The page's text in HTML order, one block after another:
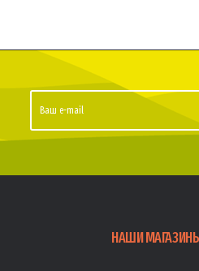
НАШИ